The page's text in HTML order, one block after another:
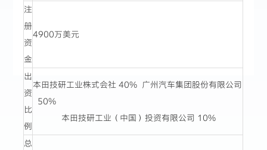
注
册
资
金
4900万美元
出
资
比
例
本田技研工业株式会社 40% 广州汽车集团股份有限公司
50%
本田技研工业（中国）投资有限公司 10%
总